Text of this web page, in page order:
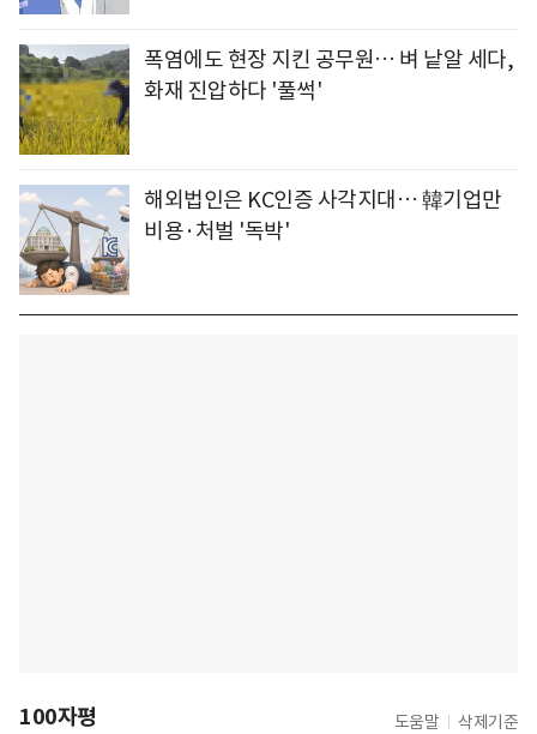
폭염에도 현장 지킨 공무원… 벼 낱알 세다,
화재 진압하다 '풀썩'
해외법인은 KC인증 사각지대… 韓기업만
비용·처벌 '독박'
100자평 도움말 삭제기준